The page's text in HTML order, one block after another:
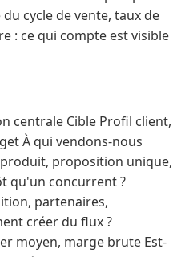
cycle de vente, taux de
: ce qui compte est visible
centrale Cible Profil client,
À qui vendons-nous
proposition unique,
qu'un concurrent ?
partenaires,
créer du flux ?
moyen, marge brute Est-